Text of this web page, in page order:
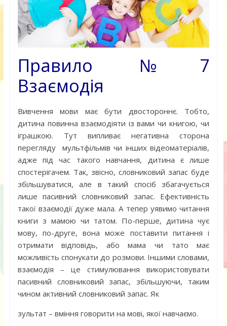
Правило №7
Взаємодія
Вивчення мови має бути двостороннє. Тобто,
дитина повинна взаємодіяти із вами чи книгою, чи
іграшкою. Тут випливає негативна сторона
перегляду мультфільмів чи інших відеоматеріалів,
адже під час такого навчання, дитина є лише
спостерігачем. Так, звісно, словниковий запас буде
збільшуватися, але в такий спосіб збагачується
лише пасивний словниковий запас. Ефективність
такої взаємодії дуже мала. А тепер уявимо читання
книги з мамою чи татом. По-перше, дитина чує
мову, по-друге, вона може поставити питання і
отримати відповідь, або мама чи тато має
можливість спонукати до розмови. Іншими словами,
взаємодія – це стимулювання використовувати
пасивний словниковий запас, збільшуючи, таким
чином активний словниковий запас. Як
зультат – вміння говорити на мові, якої навчаємо.